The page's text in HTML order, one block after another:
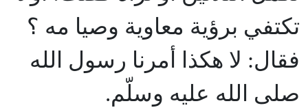
تكتفي برؤية معاوية وصيا مه ؟
فقال: لا هكذا أمرنا رسول الله
صلى الله عليه وسلّم.